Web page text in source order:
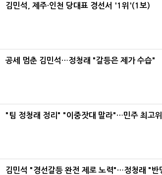
김민석, 제주·인천 당대표 경선서 '1위'(1보)
공세 멈춘 김민석…정청래 "갈등은 제가 수습"
"팀 정청래 정리" "이중잣대 말라"…민주 최고
김민석 "경선갈등 완전 제로 노력"…정청래 "반